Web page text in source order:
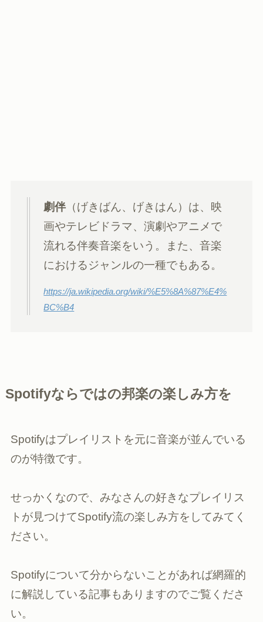
劇伴 （げきばん、げきはん）は、映
画やテレビドラマ、演劇やアニメで
流れる伴奏音楽をいう。また、音楽
におけるジャンルの一種でもある。
https://ja.wikipedia.org/wiki/%E5%8A%87%E4%
BC%B4
Spotifyならではの邦楽の楽しみ方を
Spotifyはプレイリストを元に音楽が並んでいる
のが特徴です。
せっかくなので、みなさんの好きなプレイリス
トが見つけてSpotify流の楽しみ方をしてみてく
ださい。
Spotifyについて分からないことがあれば網羅的
に解説している記事もありますのでご覧くださ
い。